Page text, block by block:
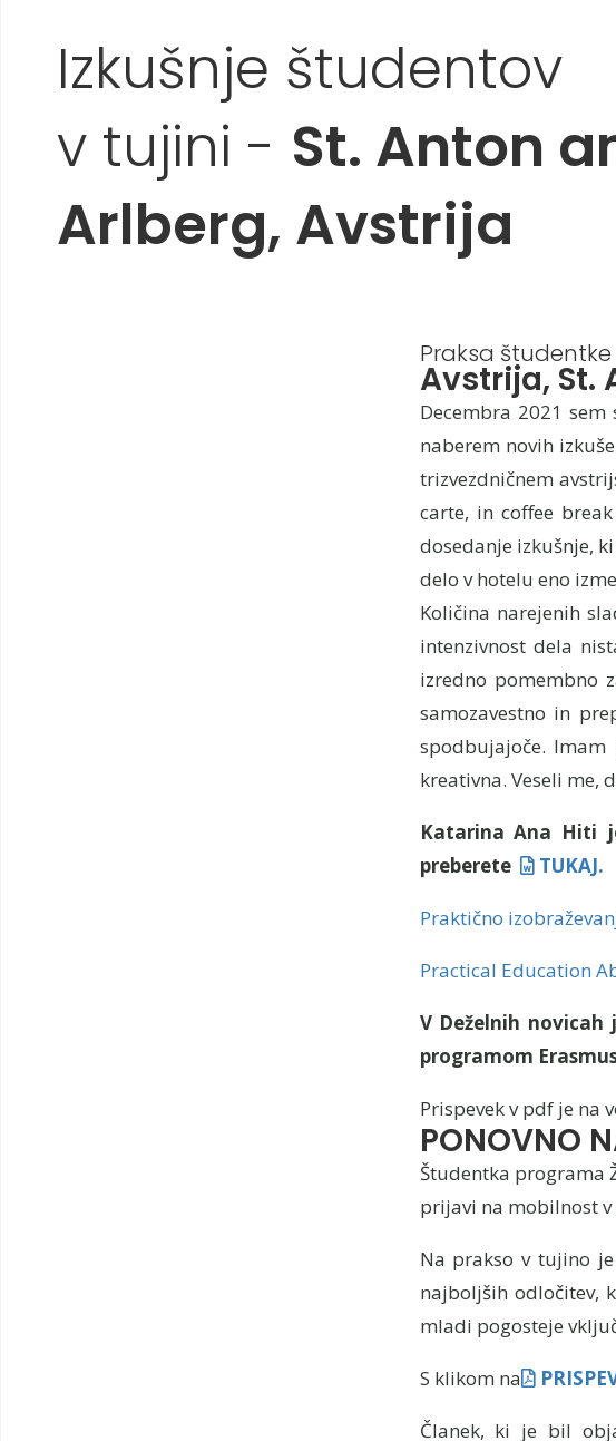
Izkušnje študentov
v tujini - St. Anton
Arlberg, Avstrija
Praksa
Avstrija, St.
Decembra 2021
naberem novih
trizvezdničnem
carte, in coffee
dosedanje izkušnje,
delo v hotelu eno
Količina narejenih
intenzivnost dela
izredno pomembno
samozavestno in
spodbujajoče.
kreativna. Veseli me,
Katarina Ana Hiti
preberete
TUKAJ.
Praktično
Practical Education
V Deželnih
programom
Prispevek v pdf je na
PONOVNO
Študentka programa
prijavi na mobilnost
Na prakso v tujino
najboljših odločitev,
mladi pogosteje
S klikom na
Članek, ki je bil